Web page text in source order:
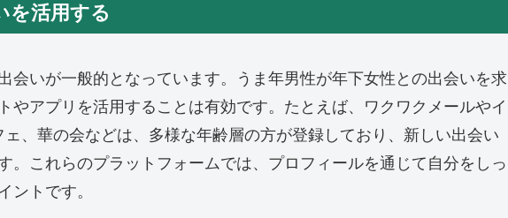
を活用する
会いが一般的となっています。うま年男性が年下女性との出会いを求
やアプリを活用することは有効です。たとえば、ワクワクメールやイ
、華の会などは、多様な年齢層の方が登録しており、新しい出会い
。これらのプラットフォームでは、プロフィールを通じて自分をしっ
ントです。